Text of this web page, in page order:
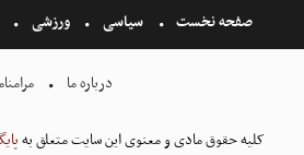
صفحه نخست سیاسی ورزشی
درباره ما
کلیه حقوق مادی و معنوی این سایت متعلق به